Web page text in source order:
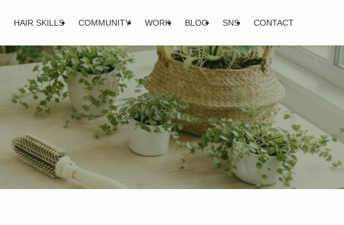
HAIR SKILLS COMMUNITY WORK BLOG SNS CONTACT